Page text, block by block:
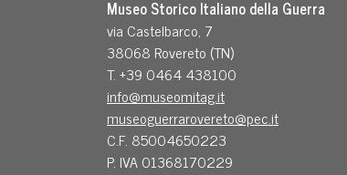
Museo Storico Italiano della Guerra
via Castelbarco, 7
38068 Rovereto (TN)
T. +39 0464 438100
info@museomitag.it
museoguerrarovereto@pec.it
C.F. 85004650223
P. IVA 01368170229